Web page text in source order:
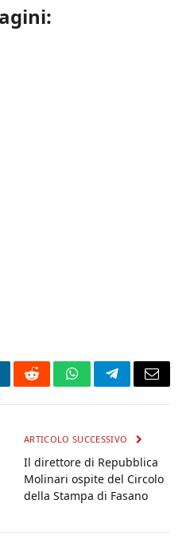
RedditWhatsAppTelegramEmail
ARTICOLO SUCCESSIVO
Il direttore di Repubblica
Molinari ospite del Circolo
della Stampa di Fasano